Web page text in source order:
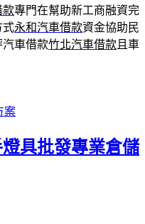
款專門在幫助新工商融資完
式永和汽車借款資金協助民
汽車借款竹北汽車借款 且車
案
具批發專業倉儲